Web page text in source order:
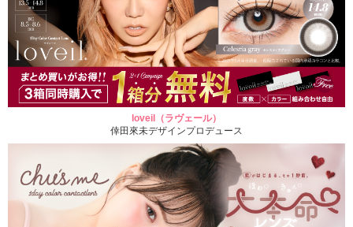
loveil（ラヴェール）
倖田來未デザインプロデュース